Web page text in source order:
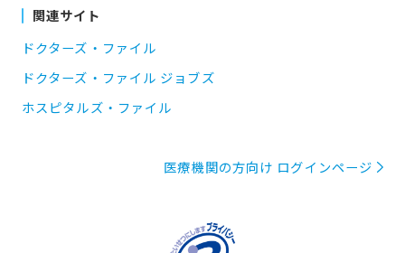
関連サイト
ドクターズ・ファイル
ドクターズ・ファイル ジョブズ
ホスピタルズ・ファイル
医療機関の方向け ログインページ